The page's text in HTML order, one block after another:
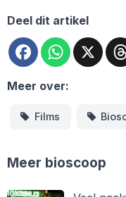
Deel dit artikel
Facebook
X
Meer over:
Films
Meer bioscoop